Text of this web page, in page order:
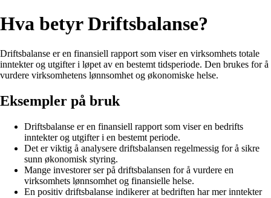
Hva betyr Driftsbalanse?
Driftsbalanse er en finansiell rapport som viser en virksomhets totale
inntekter og utgifter i løpet av en bestemt tidsperiode. Den brukes for å
vurdere virksomhetens lønnsomhet og økonomiske helse.
Eksempler på bruk
Driftsbalanse er en finansiell rapport som viser en bedrifts
inntekter og utgifter i en bestemt periode.
Det er viktig å analysere driftsbalansen regelmessig for å sikre
sunn økonomisk styring.
Mange investorer ser på driftsbalansen for å vurdere en
virksomhets lønnsomhet og finansielle helse.
En positiv driftsbalanse indikerer at bedriften har mer inntekter